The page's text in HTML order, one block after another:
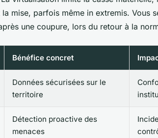
la mise, parfois même in extremis. Vous
une coupure, lors du retour à la
Bénéfice concret
Données sécurisées sur le
territoire
Détection proactive des
menaces